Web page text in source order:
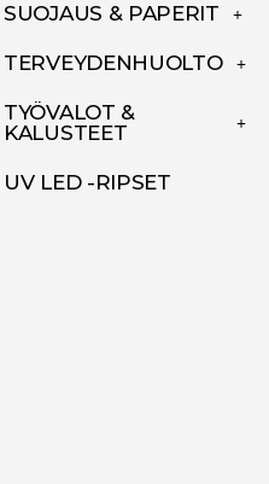
SUOJAUS & PAPERIT
TERVEYDENHUOLTO
TYÖVALOT &
KALUSTEET
UV LED -RIPSET